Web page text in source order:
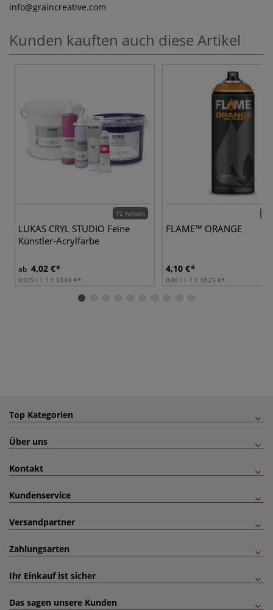
info@graincreative.com
Kunden kauften auch diese Artikel
72 Farben
LUKAS CRYL STUDIO Feine
Künstler-Acrylfarbe
ab 4,02 €
0,075 l | 1 l: 53,60 €
FLAME™ ORANGE
4,10 €
0,40 l | 1 l: 10,25 €
Top Kategorien
Über uns
Kontakt
Kundenservice
Versandpartner
Zahlungsarten
Ihr Einkauf ist sicher
Das sagen unsere Kunden